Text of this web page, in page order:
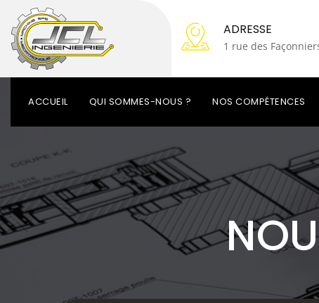
ADRESSE
1 rue des
ACCUEIL QUI SOMMES-NOUS ? NOS COMPÉTENCES